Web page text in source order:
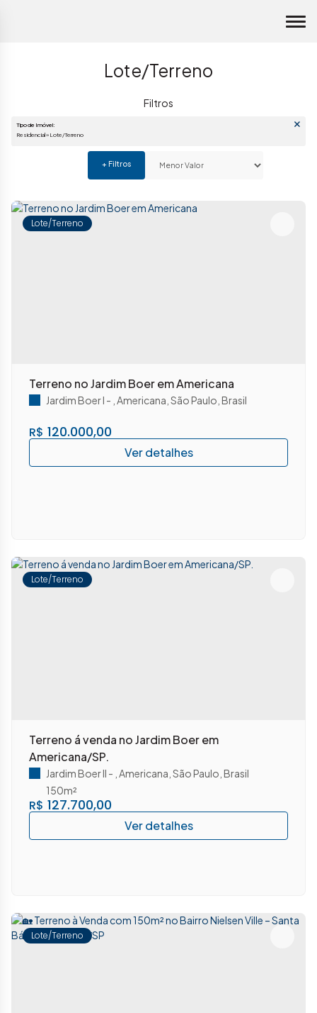
Lote/Terreno
Tipo de Imóvel:
Residencial » Lote/Terreno
Lote/Terreno
Terreno no Jardim Boer em Americana
R$ 120.000,00
Jardim Boer I Americana São Paulo Brasil
Lote/Terreno
Terreno á venda no Jardim Boer em
Americana/SP.
R$ 127.700,00
Jardim Boer II Americana São Paulo Brasil
150m²
Lote/Terreno